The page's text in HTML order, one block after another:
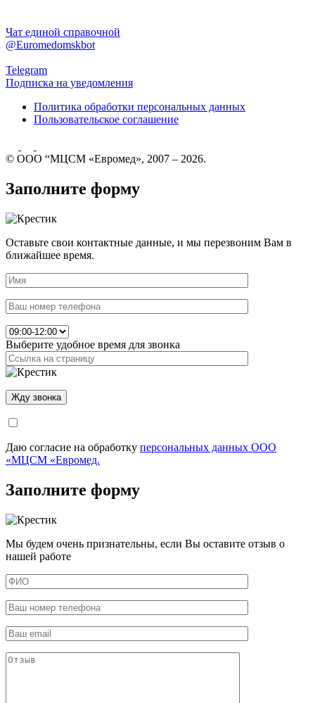
Чат единой справочной
@Euromedomskbot
Telegram
Подписка на уведомления
Политика обработки персональных данных
Пользовательское соглашение
© ООО “МЦСМ «Евромед», 2007 – 2026.
Заполните форму
Оставьте свои контактные данные, и мы перезвоним Вам в
ближайшее время.
Выберите удобное время для звонка
Даю согласие на обработку персональных данных ООО
«МЦСМ «Евромед.
Заполните форму
Мы будем очень признательны, если Вы оставите отзыв о
нашей работе